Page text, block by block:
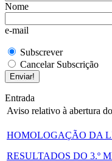
Informação aos Fradelenses
Nome
e-mail
Subscrever
Cancelar Subscrição
Entrada
Aviso relativo à abertura
HOMOLOGAÇÃO DA
RESULTADOS DO 3.º